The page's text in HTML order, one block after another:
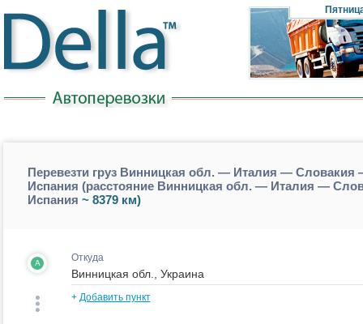
Перевезти груз Винницкая обл. — Италия —
Испания (расстояние Винницкая обл. — Италия —
Испания ~ 8379 км)
A Откуда
+ Добавить пункт